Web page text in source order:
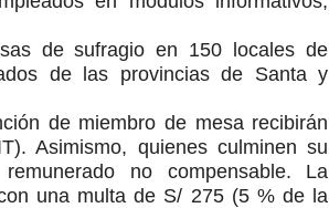
de sufragio en 150 locales de
de las provincias de Santa y
de miembro de mesa recibirán
Asimismo, quienes culminen su
no compensable. La
una multa de S/ 275 (5 % de la